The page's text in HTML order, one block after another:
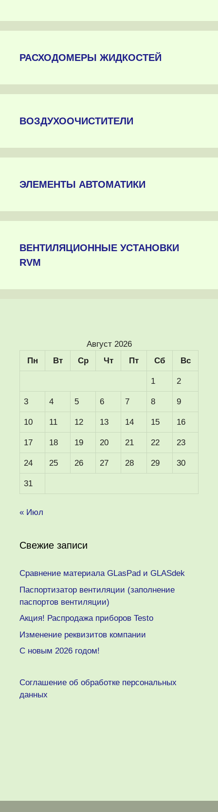
РАСХОДОМЕРЫ ЖИДКОСТЕЙ
ВОЗДУХООЧИСТИТЕЛИ
ЭЛЕМЕНТЫ АВТОМАТИКИ
ВЕНТИЛЯЦИОННЫЕ УСТАНОВКИ
RVM
Август 2026
Пн
Вт Ср Чт Пт Сб Вс
1 2
3 4 5 6 7 8 9
10 11 12 13 14 15 16
17 18 19 20 21 22 23
24 25 26 27 28 29 30
31
« Июл
Свежие записи
Сравнение материала GLasPad и GLASdek
Паспортизатор вентиляции (заполнение
паспортов вентиляции)
Акция! Распродажа приборов Testo
Изменение реквизитов компании
C новым 2026 годом!
Соглашение об обработке персональных
данных